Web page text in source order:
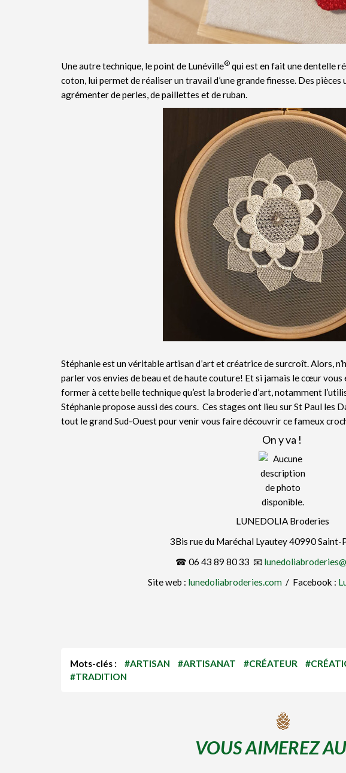
Une autre technique, le point de Lunéville® qui est en fait une dentelle
coton, lui permet de réaliser un travail d’une grande finesse. Des pièces
agrémenter de perles, de paillettes et de ruban.
Stéphanie est un véritable artisan d’art et créatrice de surcroît. Alors,
parler vos envies de beau et de haute couture! Et si jamais le cœur vous
former à cette belle technique qu’est la broderie d’art, notamment
Stéphanie propose aussi des cours. Ces stages ont lieu sur St Paul les
tout le grand Sud-Ouest pour venir vous faire découvrir ce fameux
On y va !
LUNEDOLIA Broderies
3Bis rue du Maréchal Lyautey 40990
☎ 06 43 89 80 33 📧
Site web : lunedoliabroderies.com / Facebook :
Mots-clés : #ARTISAN #ARTISANAT #CRÉATEUR
#TRADITION
VOUS AIMEREZ